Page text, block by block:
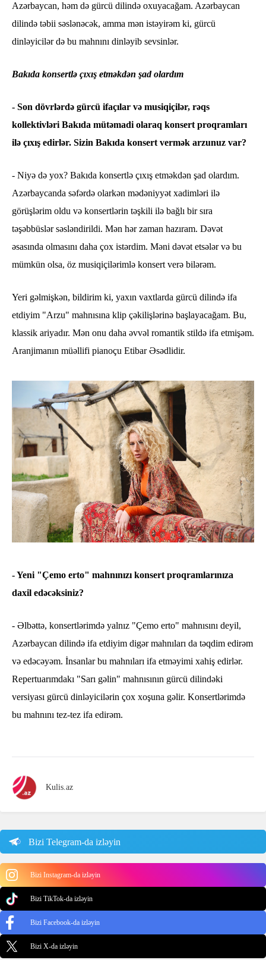
Azərbaycan, həm də gürcü dilində oxuyacağam. Azərbaycan
dilində təbii səslənəcək, amma mən istəyirəm ki, gürcü
dinləyicilər də bu mahnını dinləyib sevsinlər.
Bakıda konsertlə çıxış etməkdən şad olardım
- Son dövrlərdə gürcü ifaçılar və musiqiçilər, rəqs
kollektivləri Bakıda mütəmadi olaraq konsert proqramları
ilə çıxış edirlər. Sizin Bakıda konsert vermək arzunuz var?
- Niyə də yox? Bakıda konsertlə çıxış etməkdən şad olardım.
Azərbaycanda səfərdə olarkən mədəniyyət xadimləri ilə
görüşlərim oldu və konsertlərin təşkili ilə bağlı bir sıra
təşəbbüslər səsləndirildi. Mən hər zaman hazıram. Dəvət
əsasında olmasını daha çox istərdim. Məni dəvət etsələr və bu
mümkün olsa, öz musiqiçilərimlə konsert verə bilərəm.
Yeri gəlmişkən, bildirim ki, yaxın vaxtlarda gürcü dilində ifa
etdiyim "Arzu" mahnısına klip çəkilişlərinə başlayacağam. Bu,
klassik ariyadır. Mən onu daha əvvəl romantik stildə ifa etmişəm.
Aranjimanın müəllifi pianoçu Etibar Əsədlidir.
- Yeni "Çemo erto" mahnınızı konsert proqramlarınıza
daxil edəcəksiniz?
- Əlbəttə, konsertlərimdə yalnız "Çemo erto" mahnısını deyil,
Azərbaycan dilində ifa etdiyim digər mahnıları da təqdim edirəm
və edəcəyəm. İnsanlar bu mahnıları ifa etməyimi xahiş edirlər.
Repertuarımdakı "Sarı gəlin" mahnısının gürcü dilindəki
versiyası gürcü dinləyicilərin çox xoşuna gəlir. Konsertlərimdə
bu mahnını tez-tez ifa edirəm.
Kulis.az
Bizi Telegram-da izləyin
Bizi Instagram-da izləyin
Bizi TikTok-da izləyin
Bizi Facebook-da izləyin
Bizi X-da izləyin